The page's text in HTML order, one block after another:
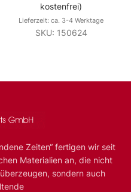
kostenfrei)
Lieferzeit: ca. 3-4 Werktage
SKU: 150624
Zeiten“ fertigen wir seit
Materialien an, die nicht
sondern auch